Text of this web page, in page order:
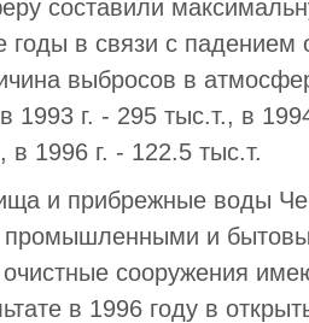
составили
годы в связи с падением
выбросов в
1993 г. - 295 тыс.т., в
в 1996 г. - 122.5 тыс.т.
и прибрежные воды
промышленными и
сооружения
в 1996 году в